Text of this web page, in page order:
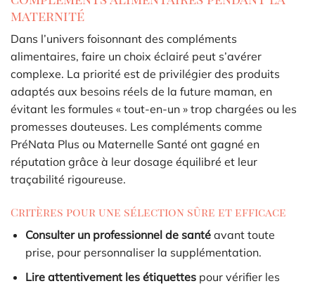
maternité
Dans l’univers foisonnant des compléments
alimentaires, faire un choix éclairé peut s’avérer
complexe. La priorité est de privilégier des produits
adaptés aux besoins réels de la future maman, en
évitant les formules « tout-en-un » trop chargées ou les
promesses douteuses. Les compléments comme
PréNata Plus ou Maternelle Santé ont gagné en
réputation grâce à leur dosage équilibré et leur
traçabilité rigoureuse.
Critères pour une sélection sûre et efficace
Consulter un professionnel de santéavant toute
prise, pour personnaliser la supplémentation.
Lire attentivement les étiquettespour vérifier les